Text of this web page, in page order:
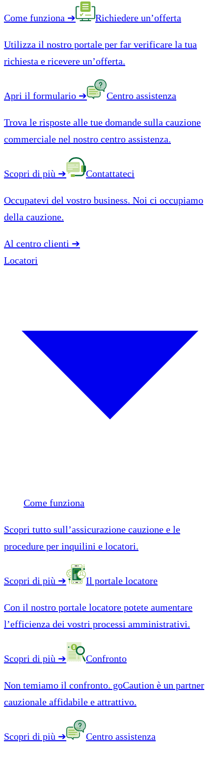
Come funziona ➔ Richiedere un’offerta
Utilizza il nostro portale per far verificare la tua
richiesta e ricevere un’offerta.
Apri il formulario ➔ Centro assistenza
Trova le risposte alle tue domande sulla cauzione
commerciale nel nostro centro assistenza.
Scopri di più ➔ Contattateci
Occupatevi del vostro business. Noi ci occupiamo
della cauzione.
Al centro clienti ➔
Locatori
Come funziona
Scopri tutto sull’assicurazione cauzione e le
procedure per inquilini e locatori.
Scopri di più ➔ Il portale locatore
Con il nostro portale locatore potete aumentare
l’efficienza dei vostri processi amministrativi.
Scopri di più ➔ Confronto
Non temiamo il confronto. goCaution è un partner
cauzionale affidabile e attrattivo.
Scopri di più ➔ Centro assistenza